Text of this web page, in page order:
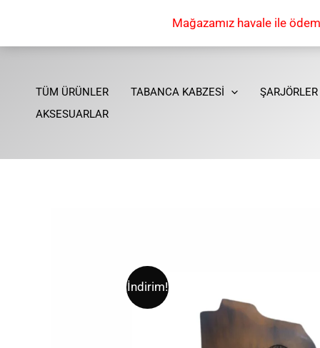
Mağazamız havale ile
TÜM ÜRÜNLER TABANCA KABZESİ
ŞARJÖRLER
AKSESUARLAR
İndirim!